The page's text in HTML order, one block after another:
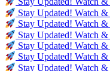
Stay Updated! Watch
Stay Updated! Watch
Stay Updated! Watch
Stay Updated! Watch
Stay Updated! Watch
Stay Updated! Watch